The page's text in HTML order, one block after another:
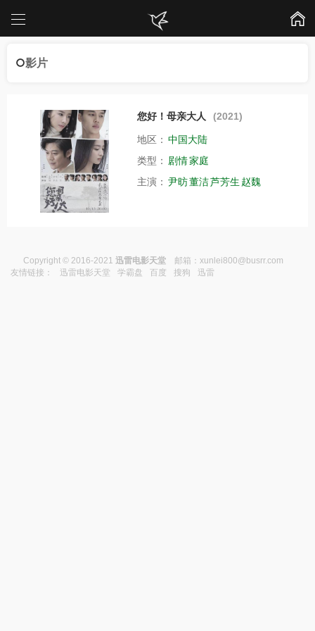
影片
您好！母亲大人 (2021)
地区： 中国大陆
类型： 剧情家庭
主演： 尹昉董洁芦芳生 赵魏
Copyright © 2016-2021 迅雷电影天堂 邮箱： xunlei800@busrr.com
友情链接：
迅雷电影天堂 学霸盘 百度 搜狗 迅雷